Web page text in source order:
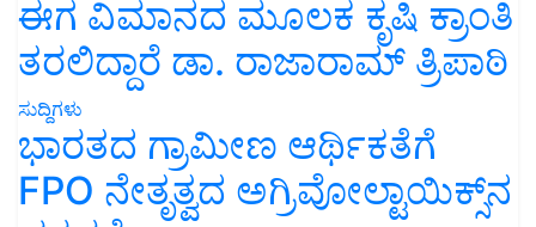
ಈಗ ವಿಮಾನದ ಮೂಲಕ ಕೃಷಿ ಕ್ರಾಂತಿ
ತರಲಿದ್ದಾರೆ ಡಾ. ರಾಜಾರಾಮ್ ತ್ರಿಪಾಠಿ
ಸುದ್ದಿಗಳು
ಭಾರತದ ಗ್ರಾಮೀಣ ಆರ್ಥಿಕತೆಗೆ
FPO ನೇತೃತ್ವದ ಅಗ್ರಿವೋಲ್ಟಾಯಿಕ್ಸ್‌ನ